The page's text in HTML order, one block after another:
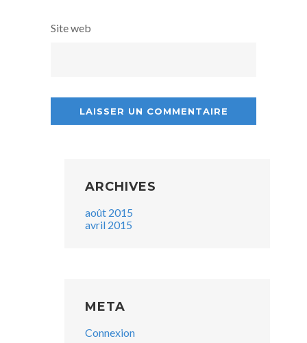
Site web
ARCHIVES
août 2015
avril 2015
META
Connexion